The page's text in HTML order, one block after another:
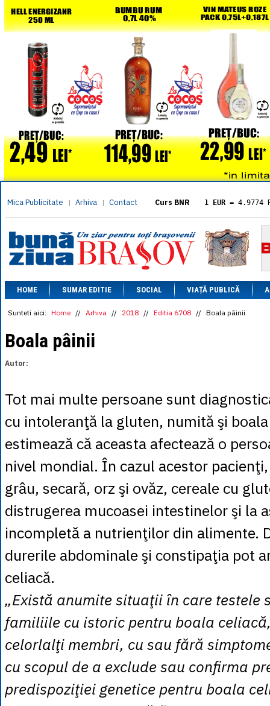
Mica Publicitate | Arhiva | Contact Curs BNR 1 EUR = 4.9774
= 5.8304
1 XAU= 464.4611
1 AED= 1.1933
1 AUD= 2.7957
1 BGN= 2.5449
1 CAD= 3.1559
1 CHF= 5.2813
1 CNY = 0.6015
1 MDL= 0.2538
1 MXN= 0.2227
1 NOK = 0.4191
1 NZD
1 PLN= 1.1646
= 0.0425
1 RUB= 0.0530
1 SEK= 0.4526
1 TRY= 0.1141
1 UAH= 0.1048
1 XDR= 5.9383
1 ZAR = 0.2318
HOME SUMAR EDITIE SOCIAL VIAȚĂ PUBLICĂ
Sunteti aici: Home // Arhiva // 2018 // Editia 6708 // Boala pâinii
Boala pâinii
Autor:
Tot mai multe persoane sunt
cu intoleranţă la gluten, numită şi
estimează că aceasta afectează o
nivel mondial. În cazul acestor
grâu, secară, orz şi ovăz, cereale cu
distrugerea mucoasei intestinelor şi la
incompletă a nutrienţilor din alimente.
durerile abdominale şi constipaţia pot
celiacă.
„Există anumite situaţii în care testele
familiile cu istoric pentru boala
celorlalţi membri, cu sau fără
cu scopul de a exclude sau confirma
predispoziţiei genetice pentru boala